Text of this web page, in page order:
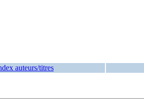
auteurs/titres